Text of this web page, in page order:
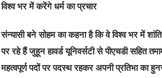
विश्व भर में करेंगे धर्म का प्रचार
संन्यासी बने सोहम का कहना है कि वे विश्व भर में
पर रहे हैं जुहून हावर्ड यूनिवर्सटी से पीएचडी सहित
महत्वपूर्ण पदों पर पदस्थ रहकर अपनी प्रतिभा का